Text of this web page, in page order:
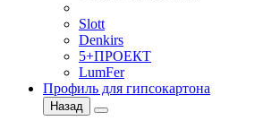
Slott
Denkirs
5+ПРОЕКТ
LumFer
Профиль для гипсокартона
Назад